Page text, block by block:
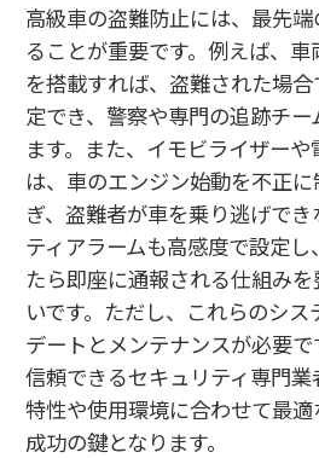
高級車の盗難防止には、最先
ることが重要です。例えば、
を搭載すれば、盗難された場
定でき、警察や専門の追跡チ
ます。また、イモビライザー
は、車のエンジン始動を不正
ぎ、盗難者が車を乗り逃げで
ティアラームも高感度で設定
たら即座に通報される仕組み
いです。ただし、これらのシ
デートとメンテナンスが必要で
信頼できるセキュリティ専門
特性や使用環境に合わせて最
成功の鍵となります。